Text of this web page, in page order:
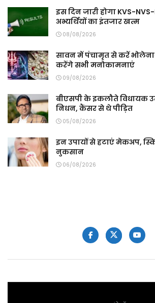
इस दिन जारी होगा KVS-
अभ्यर्थियों का इंतजार खत्म
08/08/2026
सावन में पंचामृत से करें
करेंगे सभी मनोकामनाएं
09/08/2026
बीएसपी के इकलौते विधायक
निधन, कैंसर से थे पीड़ित
05/08/2026
इन उपायों से हटाएं मेकअप,
नुकसान
06/08/2026